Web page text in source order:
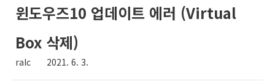
윈도우즈10 업데이트 에러 (Virtual
Box 삭제)
ralc 2021. 6. 3.